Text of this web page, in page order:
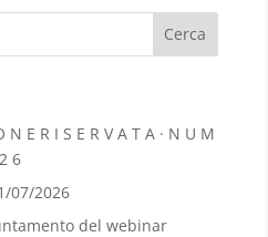
E R I S E R V A T A · N U M
6
07/2026
del webinar